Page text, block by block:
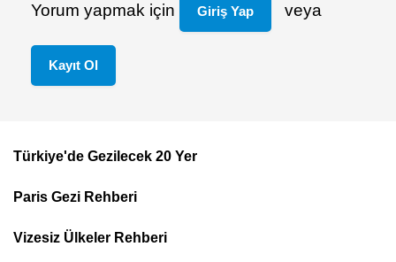
Yorum yapmak için Giriş Yap veya
Kayıt Ol
Top
Menu
Türkiye'de Gezilecek 20 Yer
Paris Gezi Rehberi
Vizesiz Ülkeler Rehberi